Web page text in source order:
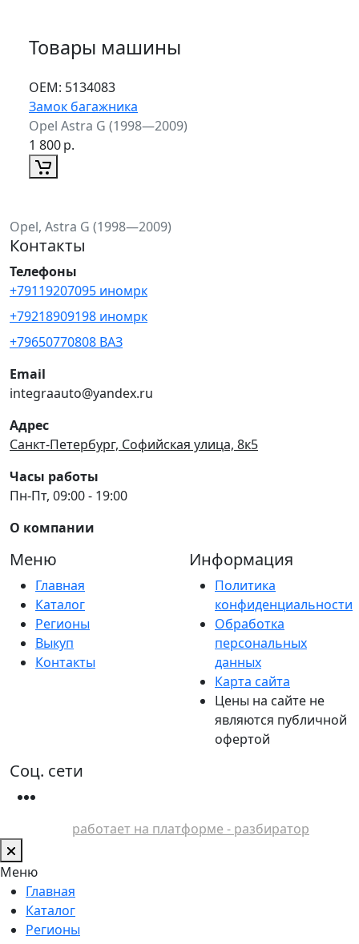
Товары машины
ОЕМ: 5134083
Замок багажника
Opel Astra G (1998—2009)
1 800р.
Opel, Astra G (1998—2009)
Контакты
Телефоны
+79119207095 иномрк
+79218909198 иномрк
+79650770808 ВАЗ
Email
integraauto@yandex.ru
Адрес
Санкт-Петербург, Софийская улица, 8к5
Часы работы
Пн-Пт, 09:00 - 19:00
О компании
Меню
Главная
Каталог
Регионы
Выкуп
Контакты
Информация
Политика
конфиденциальности
Обработка
персональных
данных
Карта сайта
Цены на сайте не
являются публичной
офертой
Соц. сети
работает на платформе - разбиратор
Меню
Главная
Каталог
Регионы